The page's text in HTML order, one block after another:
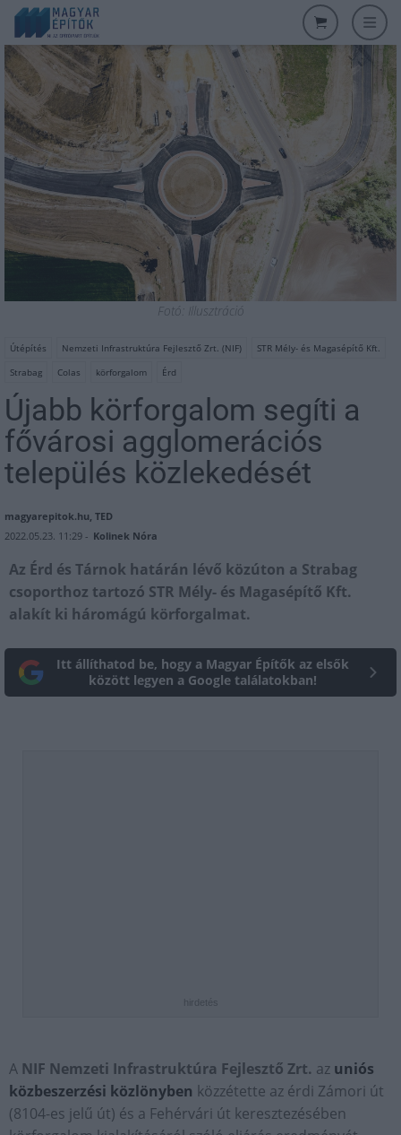
Fotó: Illusztráció
Útépítés Nemzeti Infrastruktúra Fejlesztő Zrt. (NIF)
STR Mély- és Magasépítő Kft.
Strabag
Colas körforgalom Érd
Újabb körforgalom segíti a
fővárosi agglomerációs
település közlekedését
magyarepitok.hu, TED
2022.05.23. 11:29 - Kolinek Nóra
Az Érd és Tárnok határán lévő közúton a Strabag
csoporthoz tartozó STR Mély- és Magasépítő Kft.
alakít ki háromágú körforgalmat.
Itt állíthatod be, hogy a Magyar Építők az elsők
között legyen a Google találatokban!
hirdetés
A NIF Nemzeti Infrastruktúra Fejlesztő Zrt. az uniós
közbeszerzési közlönyben közzétette az érdi Zámori út
(8104-es jelű út) és a Fehérvári út keresztezésében